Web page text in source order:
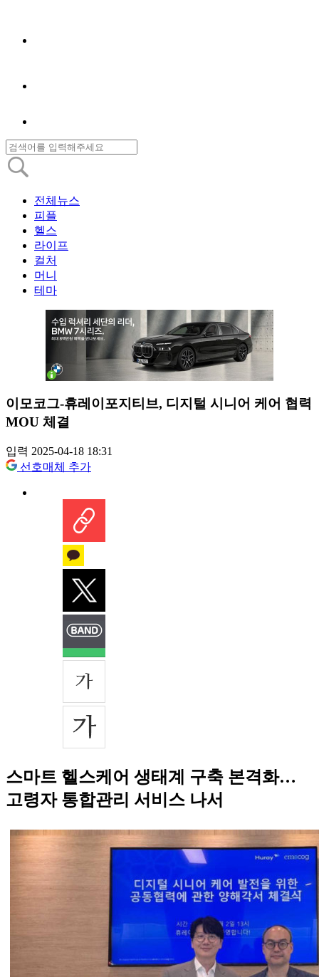
전체뉴스
피플
헬스
라이프
컬처
머니
테마
이모코그-휴레이포지티브, 디지털 시니어 케어 협력
MOU 체결
입력 2025-04-18 18:31
선호매체 추가
스마트 헬스케어 생태계 구축 본격화…
고령자 통합관리 서비스 나서